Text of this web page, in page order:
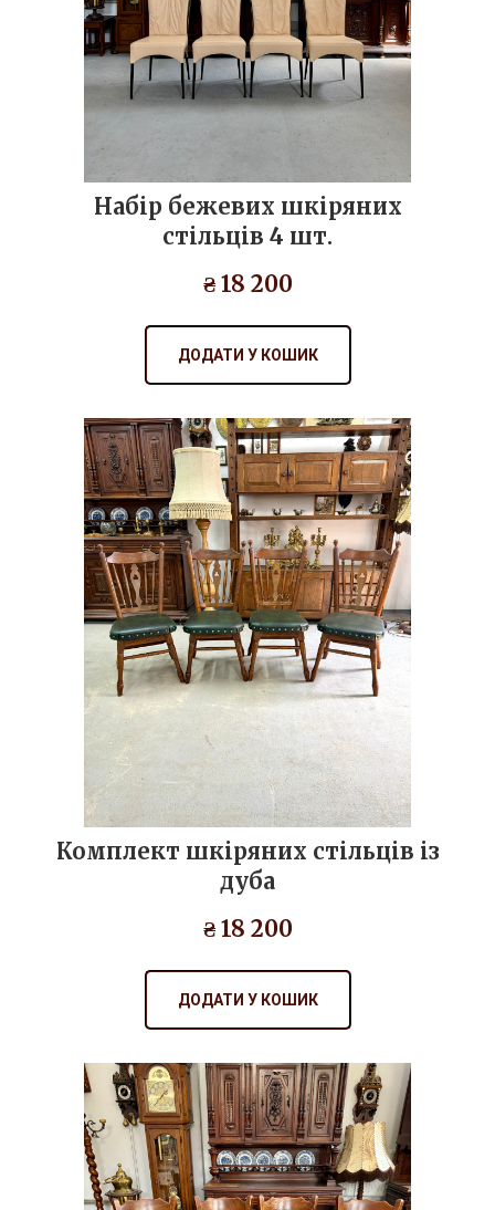
Набір бежевих шкіряних
стільців 4 шт.
₴ 18 200
ДОДАТИ У КОШИК
Комплект шкіряних стільців із
дуба
₴ 18 200
ДОДАТИ У КОШИК